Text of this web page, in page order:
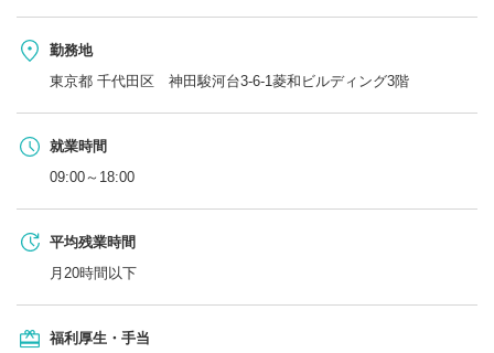
勤務地
東京都 千代田区 神田駿河台3-6-1菱和ビルディング3階
就業時間
09:00～18:00
平均残業時間
月20時間以下
福利厚生・手当